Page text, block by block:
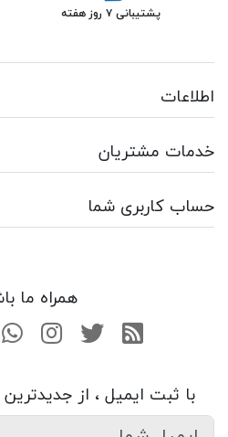
پشتیبانی ۷ روز هفته
اطلاعات
خدمات مشتریان
حساب کاربری شما
همراه ما
RSS توییتر
با ثبت ایمیل ، از